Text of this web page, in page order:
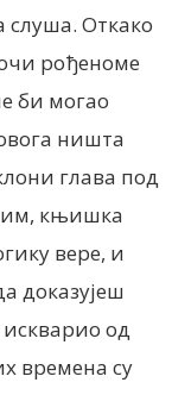
слуша. Откако
рођеноме
би могао
ништа
глава под
књишка
вере, и
доказујеш
од
времена су